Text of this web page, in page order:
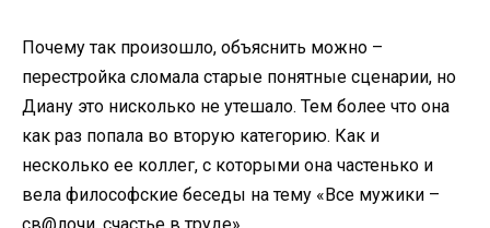
Почему так произошло, объяснить можно –
перестройка сломала старые понятные сценарии, но
Диану это нисколько не утешало. Тем более что она
как раз попала во вторую категорию. Как и
несколько ее коллег, с которыми она частенько и
вела философские беседы на тему «Все мужики –
св@лочи, счастье в труде».